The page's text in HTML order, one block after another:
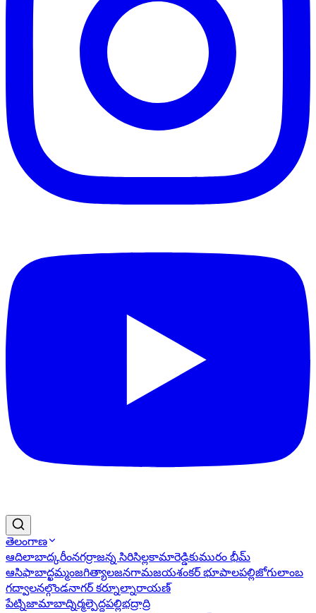
తెలంగాణ
ఆదిలాబాద్కరీంనగర్రాజన్న సిరిసిల్లకామారెడ్డికుమురం భీమ్
ఆసిఫాబాద్ఖమ్మంజగిత్యాలజనగామజయశంకర్ భూపాలపల్లిజోగులాంబ
గద్వాలనల్గొండనాగర్ కర్నూల్నారాయణ్
పేట్నిజామాబాద్నిర్మల్పెద్దపల్లిభద్రాద్రి